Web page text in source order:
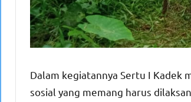
Dalam kegiatannya Sertu I Kadek
sosial yang memang harus